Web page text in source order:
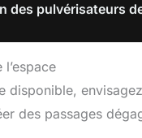
des pulvérisateurs
l’espace
disponible,
des passages